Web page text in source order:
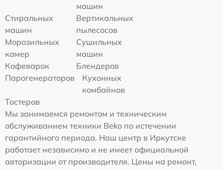
машин
Стиральных
машин
Вертикальных
пылесосов
Морозильных
камер
Сушильных
машин
Кофеварок
Блендеров
Парогенераторов
Кухонных
комбайнов
Тостеров
Мы занимаемся ремонтом и техническим
обслуживанием техники Beko по истечении
гарантийного периода. Наш центр в Иркутске
работает независимо и не имеет официальной
авторизации от производителя. Цены на ремонт,